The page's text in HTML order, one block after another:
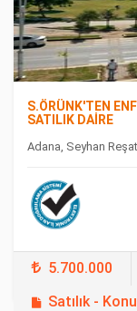
S.ÖRÜNK'TEN
SATILIK DAİRE
Adana, Seyhan
5.700.000
Satılık -